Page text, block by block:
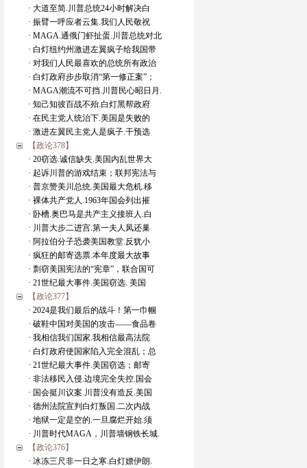
· 大道至简.川普总统24小时解决白
· 振臂一呼应者云集.我们人民敬祝
· MAGA.通俄门虾扯蛋.川普总统对北
· 白灯纽约州激进左翼疯子给我国带
· 对我们人民最喜欢的总统所有政治
· 白灯政府步步取消“第一修正案”；
· MAGA潮流不可挡.川普民心昭日月.
· 知己知彼百战不殆.白灯黑帮政府
· 在民主党人统治下.美国是失败的
· 激进左翼民主党人是疯子.干预选
【政论378】
· 20窃选.诚信缺失.美国内乱世界大
· 起诉川普的游戏结束；联邦宪法与
· 普京赞美川总统.美国最大危机.移
· 裸体共产党人.1963年国会列出摧
· 卧槽.奥巴马是共产主义接班人.白
· 川普大步二进宫.第一夫人凤还巢
· 阿拉伯分子恐袭美国教堂.反犹小
· 疯狂的邮寄选票.本年度最大故事
· 剽窃美国宪法的“宪章”，联合国可
· 21世纪最大事件.美国窃选. 美国
【政论377】
· 2024是我们最后的战斗！第一巾帼
· 破鞋中国对美国的攻击——食品卷
· 我相信我们国家.我相信最高法院
· 白灯政府使国家陷入完全混乱；总
· 21世纪最大事件.美国窃选；邮寄
· 非法移民入侵.边境完全失控.国会
· 国会挺川议案.川普没有造反.美国
· 德州法院宣判白灯叛国.二次内战
· 地狱一定是空的.一旦腐烂开始.须
· 川普时代MAGA，川普墙钢铁长城.
【政论376】
· 冰冻三尺非一日之寒.白灯嫖伊朗.